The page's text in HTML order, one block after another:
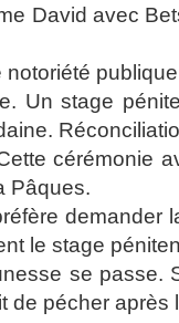
David avec
notoriété
Un stage
cérémonie
Pâques.
demander
le stage
se passe.
de pécher après